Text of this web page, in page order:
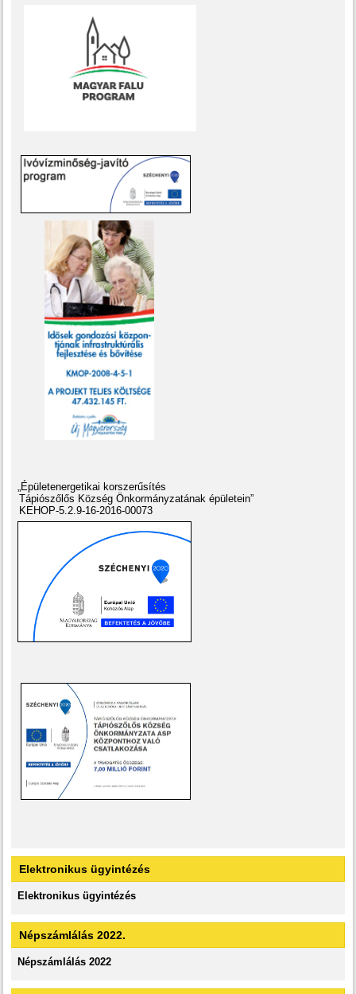
„Épületenergetikai korszerűsítés
Tápiószőlős Község Önkormányzatának épületein”
KEHOP-5.2.9-16-2016-00073
Elektronikus ügyintézés
Elektronikus ügyintézés
Népszámlálás 2022.
Népszámlálás 2022